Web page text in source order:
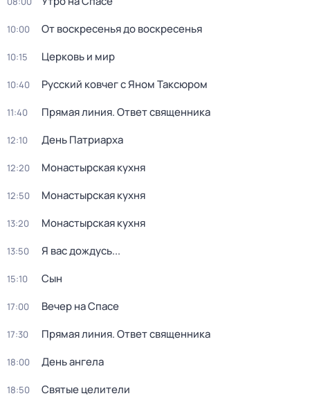
10:00 От воскресенья до воскресенья
10:15 Церковь и мир
10:40 Русский ковчег с Яном Таксюром
11:40 Прямая линия. Ответ священника
12:10 Дeнь Патриаpха
12:20 Монастырская кухня
12:50 Монастырская кухня
13:20 Монастырская кухня
13:50 Я вас дождусь...
15:10 Сын
17:00 Вечер на Спасе
17:30 Прямая линия. Ответ священника
18:00 День ангела
18:50 Святые целители